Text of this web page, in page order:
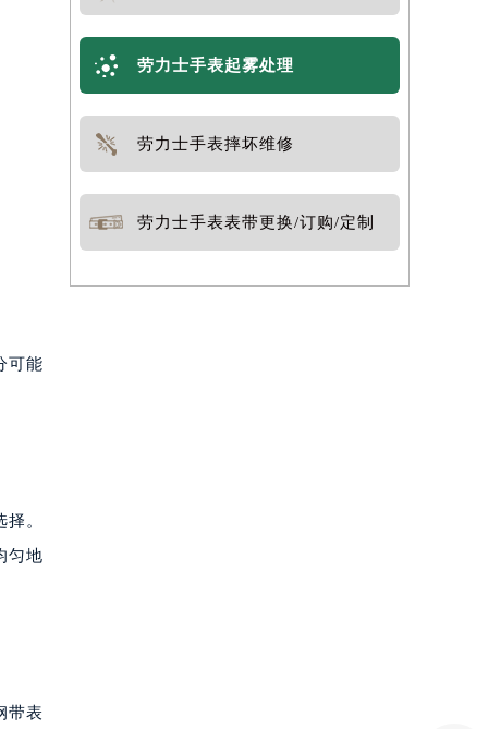
可能
。
匀地
带表
劳力士手表起雾处理
劳力士手表摔坏维修
劳力士手表表带更换/订购/定制